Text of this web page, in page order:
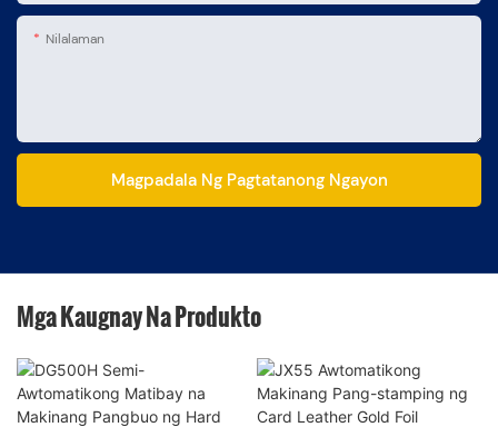
Nilalaman
Magpadala Ng Pagtatanong Ngayon
Mga Kaugnay Na Produkto